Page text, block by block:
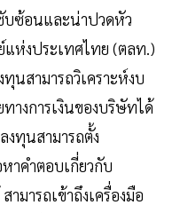
บซ้อนและน่าปวดหัว
ห่งประเทศไทย (ตลท.)
นสามารถวิเคราะห์งบ
งการเงินของบริษัทได้
งทุนสามารถตั้ง
าคำตอบเกี่ยวกับ
มารถเข้าถึงเครื่องมือ